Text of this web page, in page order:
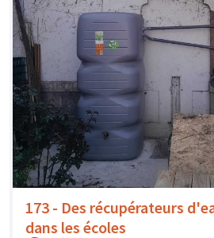
173 - Des récupérateurs
dans les écoles